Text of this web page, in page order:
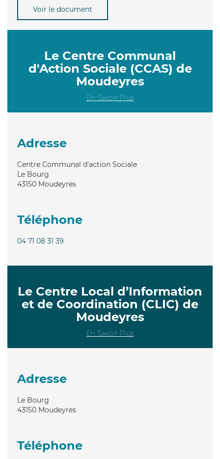
Voir le document
Le Centre Communal
d'Action Sociale (CCAS) de
Moudeyres
En Savoir Plus
Adresse
Centre Communal d'action Sociale
Le Bourg
43150 Moudeyres
Téléphone
04 71 08 31 39
Le Centre Local d’Information
et de Coordination (CLIC) de
Moudeyres
En Savoir Plus
Adresse
Le Bourg
43150 Moudeyres
Téléphone